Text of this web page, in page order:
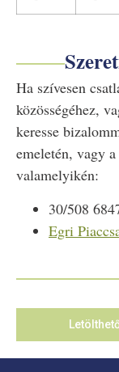
Ha szívesen
közösségéhez,
keresse
emeletén, vagy
valamelyikén:
30/508
Egri